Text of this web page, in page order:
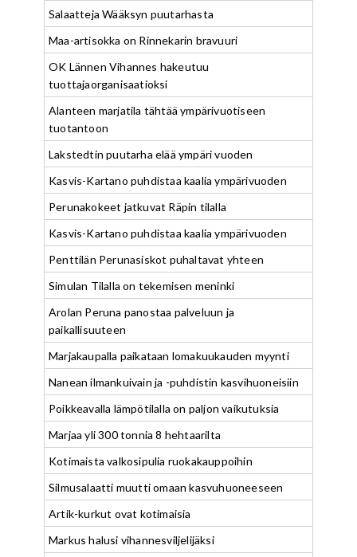
Salaatteja Wääksyn puutarhasta
Maa-artisokka on Rinnekarin bravuuri
OK Lännen Vihannes hakeutuu
tuottajaorganisaatioksi
Alanteen marjatila tähtää ympärivuotiseen
tuotantoon
Lakstedtin puutarha elää ympäri vuoden
Kasvis-Kartano puhdistaa kaalia ympärivuoden
Perunakokeet jatkuvat Räpin tilalla
Kasvis-Kartano puhdistaa kaalia ympärivuoden
Penttilän Perunasiskot puhaltavat yhteen
Simulan Tilalla on tekemisen meninki
Arolan Peruna panostaa palveluun ja
paikallisuuteen
Marjakaupalla paikataan lomakuukauden myynti
Nanean ilmankuivain ja -puhdistin kasvihuoneisiin
Poikkeavalla lämpötilalla on paljon vaikutuksia
Marjaa yli 300 tonnia 8 hehtaarilta
Kotimaista valkosipulia ruokakauppoihin
Silmusalaatti muutti omaan kasvuhuoneeseen
Artik-kurkut ovat kotimaisia
Markus halusi vihannesviljelijäksi